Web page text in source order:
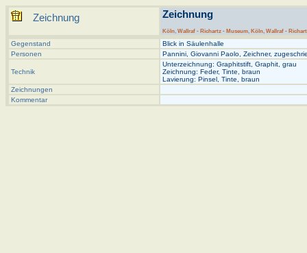
Zeichnung Zeichnung
Köln, Wallraf - Richartz - Museum, Köln, Wallraf -
Gegenstand
Blick in Säulenhalle
Personen
Pannini, Giovanni Paolo, Zeichner,
Technik
Unterzeichnung: Graphitstift, Graphit, grau
Zeichnung: Feder, Tinte, braun
Lavierung: Pinsel, Tinte, braun
Zeichnungen
Kommentar